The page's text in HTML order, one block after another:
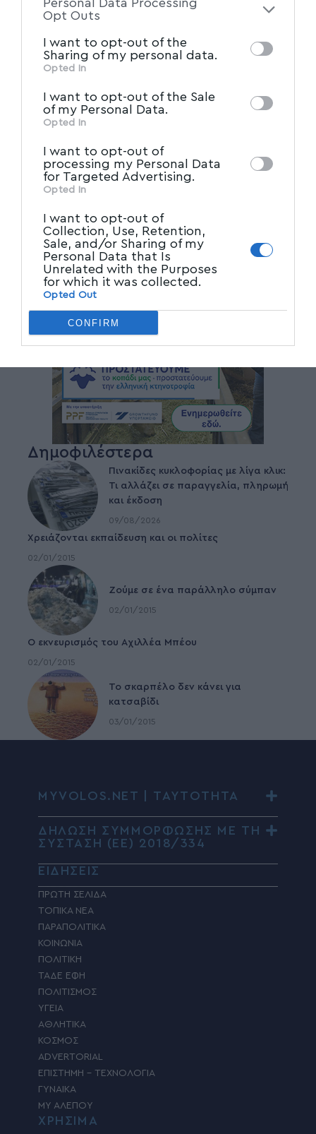
of the further disclosure of your personal
of downstream participants. This
information may also be disclosed by us to
Participantsthat may further disclose it to
other third parties.
Personal Data Processing
Opt Outs
I want to opt-out of the
Sharing of my personal data.
Opted In
I want to opt-out of the Sale
of my Personal Data.
Opted In
I want to opt-out of
processing my Personal Data
for Targeted Advertising.
Opted In
I want to opt-out of
Collection, Use, Retention,
Sale, and/or Sharing of my
Personal Data that Is
Unrelated with the Purposes
for which it was collected.
Opted Out
CONFIRM
Δημοφιλέστερα
Πινακίδες κυκλοφορίας με λίγα κλικ:
Τι αλλάζει σε παραγγελία, πληρωμή
και έκδοση
09/08/2026
Χρειάζονται εκπαίδευση και οι πολίτες
02/01/2015
Ζούμε σε ένα παράλληλο σύμπαν
02/01/2015
Ο εκνευρισμός του Αχιλλέα Μπέου
02/01/2015
To σκαρπέλο δεν κάνει για
κατσαβίδι
03/01/2015
MYVOLOS.NET | ΤΑΥΤΟΤΗΤΑ
ΔΗΛΩΣΗ ΣΥΜΜΟΡΦΩΣΗΣ ΜΕ ΤΗ
ΣΥΣΤΑΣΗ (ΕΕ) 2018/334
ΕΙΔΗΣΕΙΣ
ΠΡΩΤΗ ΣΕΛΙΔΑ
ΤΟΠΙΚΑ ΝΕΑ
ΠΑΡΑΠΟΛΙΤΙΚΑ
ΚΟΙΝΩΝΙΑ
ΠΟΛΙΤΙΚΗ
ΤΑΔΕ ΕΦΗ
ΠΟΛΙΤΙΣΜΟΣ
ΥΓΕΙΑ
ΑΘΛΗΤΙΚΑ
ΚΟΣΜΟΣ
ADVERTORIAL
ΕΠΙΣΤΗΜΗ – ΤΕΧΝΟΛΟΓΙΑ
ΓΥΝΑΙΚΑ
MY ΑΛΕΠΟΥ
ΧΡΗΣΙΜΑ